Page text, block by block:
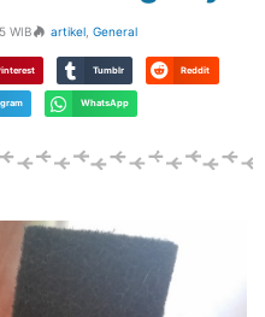
WIB artikel, General
Tumblr Reddit
WhatsApp